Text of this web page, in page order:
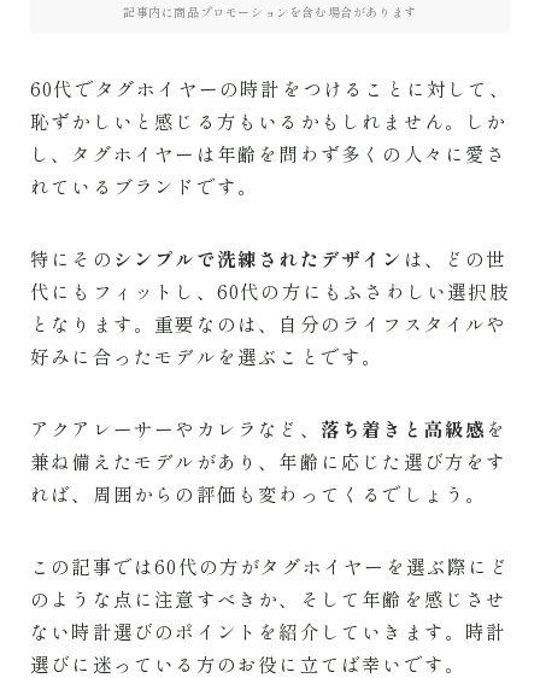
BREGUET
SEIKO
記事内に商品プロモーションを含む場合があります
60代でタグホイヤーの時計をつけることに対して、
恥ずかしいと感じる方もいるかもしれません。しか
し、タグホイヤーは年齢を問わず多くの人々に愛さ
れているブランドです。
特にその シンプルで洗練されたデザイン は、どの世
代にもフィットし、60代の方にもふさわしい選択肢
となります。重要なのは、自分のライフスタイルや
好みに合ったモデルを選ぶことです。
アクアレーサーやカレラなど、 落ち着きと高級感 を
兼ね備えたモデルがあり、年齢に応じた選び方をす
れば、周囲からの評価も変わってくるでしょう。
この記事では60代の方がタグホイヤーを選ぶ際にど
のような点に注意すべきか、そして年齢を感じさせ
ない時計選びのポイントを紹介していきます。時計
選びに迷っている方のお役に立てば幸いです。